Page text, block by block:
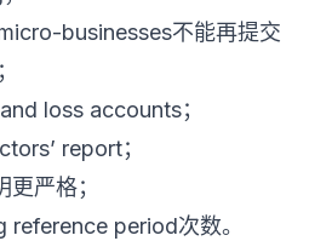
businesses不能再提交
loss accounts；
report；
严格；
reference period次数。